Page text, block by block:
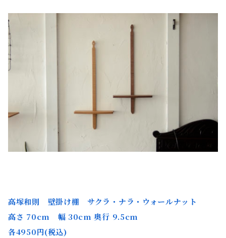
高塚和則 壁掛け棚 サクラ・ナラ・ウォールナット
高さ 70cm 幅 30cm 奥行 9.5cm
各4950円(税込)